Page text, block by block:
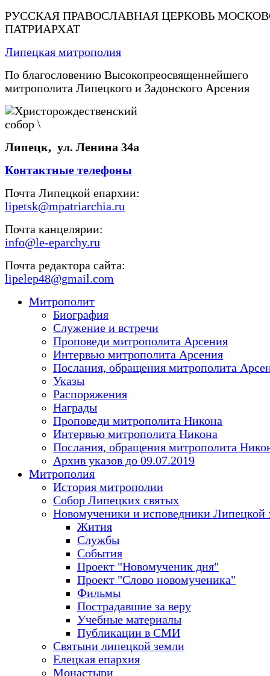
РУССКАЯ ПРАВОСЛАВНАЯ ЦЕРКОВЬ
ПАТРИАРХАТ
Липецкая митрополия
По благословению Высокопреосвященнейшего
митрополита Липецкого и Задонского Арсения
Липецк, ул. Ленина 34а
Контактные телефоны
Почта Липецкой епархии:
lipetsk@mpatriarchia.ru
Почта канцелярии:
info@le-eparchy.ru
Почта редактора сайта:
lipelep48@gmail.com
Митрополит
Биография
Служение и встречи
Проповеди митрополита Арсения
Интервью митрополита Арсения
Послания, обращения митрополита
Указы
Распоряжения
Награды
Проповеди митрополита Никона
Интервью митрополита Никона
Послания, обращения митрополита
Архив указов до 09.07.2019
Митрополия
История митрополии
Собор Липецких святых
Новомученики и исповедники Липецкой
Жития
Службы
События
Проект "Новомученик дня"
Проект "Слово новомученика"
Фильмы
Пострадавшие за веру
Учебные материалы
Публикации в СМИ
Святыни липецкой земли
Елецкая епархия
Монастыри